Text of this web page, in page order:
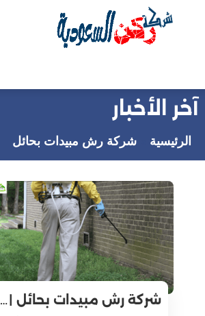
آخر الأخبار
الرئيسية شركة رش مبيدات بحائل
شركة رش مبيدات بحائل |…